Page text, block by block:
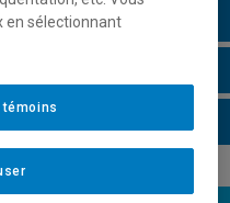
en sélectionnant